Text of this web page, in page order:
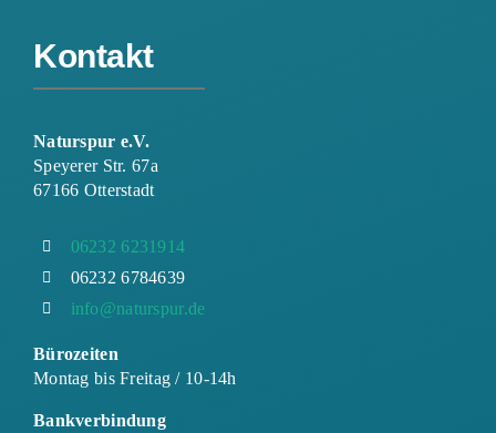
Kontakt
Naturspur e.V.
Speyerer Str. 67a
67166 Otterstadt
06232 6231914
06232 6784639
info@naturspur.de
Bürozeiten
Montag bis Freitag / 10-14h
Bankverbindung